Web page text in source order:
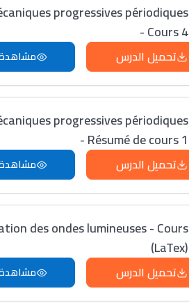
progressives périodiques
- Cours 4
تحميل الدرس
progressives périodiques
- Résumé de cours 1
تحميل الدرس
des ondes lumineuses - Cours
(LaTex)
تحميل الدرس